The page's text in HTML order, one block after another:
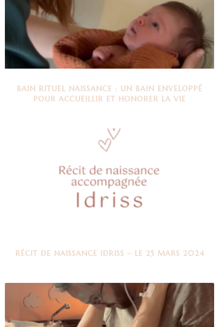
BAIN RITUEL NAISSANCE : UN BAIN ENVELOPPÉ
POUR ACCUEILLIR ET HONORER LA VIE
RÉCIT DE NAISSANCE IDRISS – LE 25 MARS 2024